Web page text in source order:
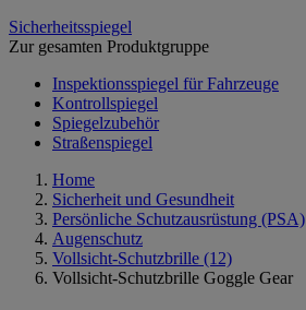
Sicherheitsspiegel
Zur gesamten Produktgruppe
Inspektionsspiegel für Fahrzeuge
Kontrollspiegel
Spiegelzubehör
Straßenspiegel
Home
Sicherheit und Gesundheit
Persönliche Schutzausrüstung (PSA)
Augenschutz
Vollsicht-Schutzbrille (12)
Vollsicht-Schutzbrille Goggle Gear